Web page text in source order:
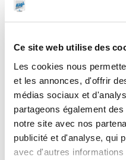
Ce site web utilise des
Les cookies nous
et les annonces, d'offrir
médias sociaux et
partageons également
notre site avec nos
publicité et d'analyse, qui
avec d'autres
4 m
Automatique
Compteur
Mécanique 3 chiffres
Gamme tarifaire
Equipements d'atelier
Unité d'emballage